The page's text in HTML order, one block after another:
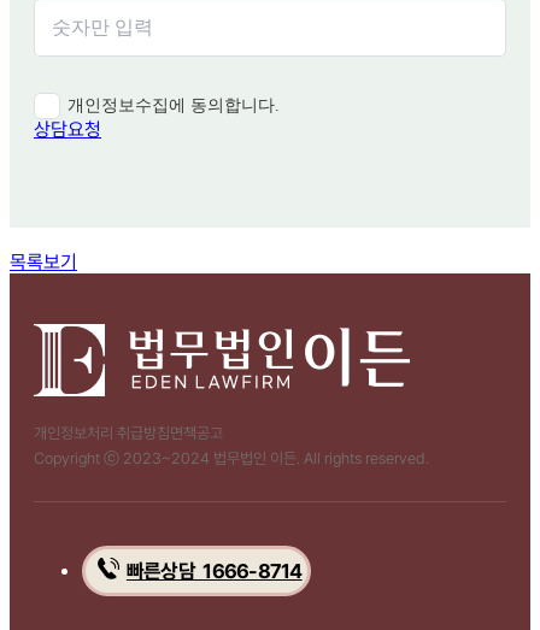
개인정보수집에 동의합니다.
상담요청
목록보기
개인정보처리 취급방침면책공고
Copyright ⓒ 2023~2024 법무법인 이든. All rights reserved.
빠른상담 1666-8714